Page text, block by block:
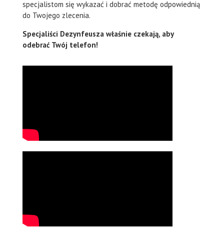
specjalistom się wykazać i dobrać metodę odpowiednią
do Twojego zlecenia.
Specjaliści Dezynfeusza właśnie czekają, aby
odebrać Twój telefon!